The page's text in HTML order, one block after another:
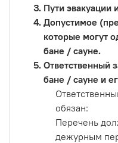
Пути эвакуации
Допустимое
которые могут
бане / сауне.
Ответственный
бане / сауне и
обязан:
Перечень
дежурным